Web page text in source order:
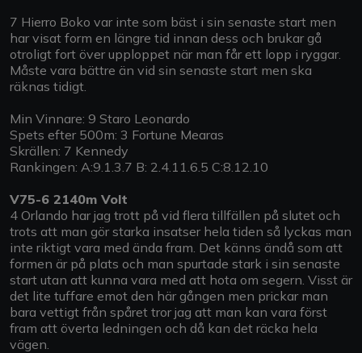
7 Hierro Boko var inte som bäst i sin senaste start men
har visat form en längre tid innan dess och brukar gå
otroligt fort över upploppet när man får ett lopp i ryggar.
Måste vara bättre än vid sin senaste start men ska
räknas tidigt.
Min Vinnare: 9 Staro Leonardo
Spets efter 500m: 3 Fortune Mearas
Skrällen: 7 Kennedy
Rankingen: A:9.1.3.7 B: 2.4.11.6.5 C:8.12.10
V75-6 2140m Volt
4 Orlando har jag trott på vid flera tillfällen på slutet och
trots att man gör starka insatser hela tiden så lyckas man
inte riktigt vara med ända fram. Det känns ändå som att
formen är på plats och man spurtade stark i sin senaste
start utan att kunna vara med att hota om segern. Visst är
det lite tuffare emot den här gången men prickar man
bara vettigt från spåret tror jag att man kan vara först
fram att överta ledningen och då kan det räcka hela
vägen.